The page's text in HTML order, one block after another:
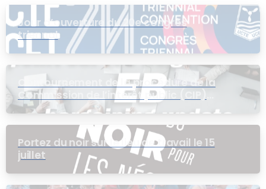
Jour d’ouverture du 20e congrès
triennal
Contournement de la procédure de la
Commission de l’intérêt public (CIP)
pour le groupe EB
Portez du noir sur le lieu de travail le 15
juillet